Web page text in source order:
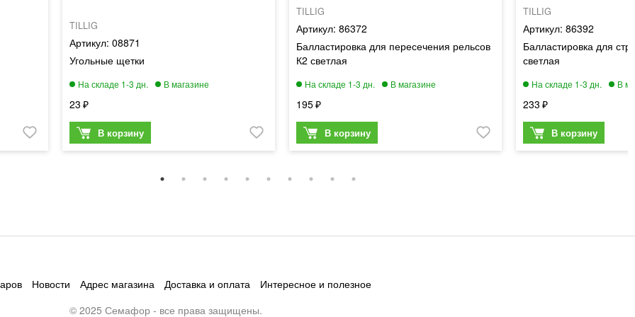
TILLIG
08871
Угольные щетки
23
TILLIG
86372
Балластировка для пересечения рельсов
К2 светлая
195
TILLIG
86392
Балластировка для
светлая
233
Новости Адрес магазина Доставка и оплата
Интересное и полезное
© 2025 Семафор - все права защищены.